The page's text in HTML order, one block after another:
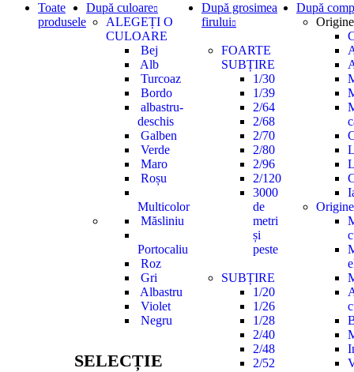
Toate
produsele
După culoare
ALEGEȚI O
CULOARE
Bej
Alb
Turcoaz
Bordo
albastru-
deschis
Galben
Verde
Maro
Roșu
Multicolor
Măsliniu
Portocaliu
Roz
Gri
Albastru
Violet
Negru
SELECȚIE
După grosimea
firului
FOARTE
SUBȚIRE
1/30
1/39
2/64
2/68
2/70
2/80
2/96
2/120
3000
de
metri
și
peste
SUBȚIRE
1/20
1/26
1/28
2/40
2/48
2/52
După